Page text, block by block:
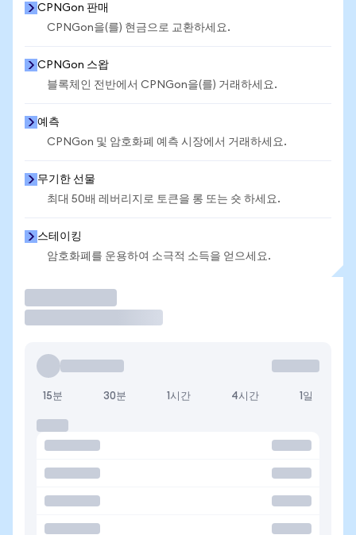
CPNGon 판매
CPNGon을(를) 현금으로 교환하세요.
CPNGon 스왑
블록체인 전반에서 CPNGon을(를) 거래하세요.
예측
CPNGon 및 암호화폐 예측 시장에서 거래하세요.
무기한 선물
최대 50배 레버리지로 토큰을 롱 또는 숏 하세요.
스테이킹
암호화폐를 운용하여 소극적 소득을 얻으세요.
15분 30분 1시간 4시간 1일